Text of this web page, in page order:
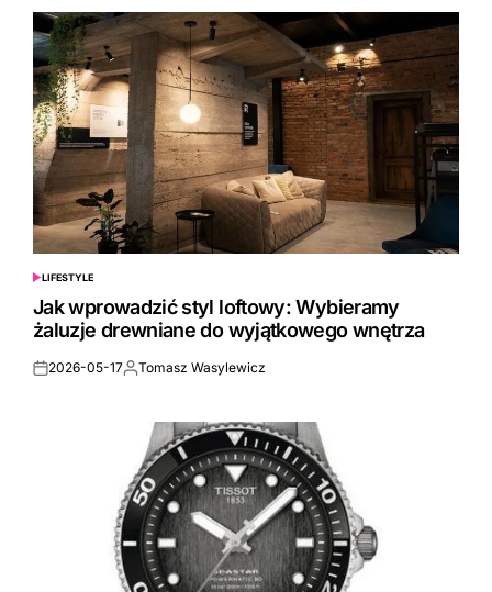
POSTED
IN
LIFESTYLE
Jak wprowadzić styl loftowy: Wybieramy
żaluzje drewniane do wyjątkowego wnętrza
Posted
2026-05-17Posted
Tomasz Wasylewicz